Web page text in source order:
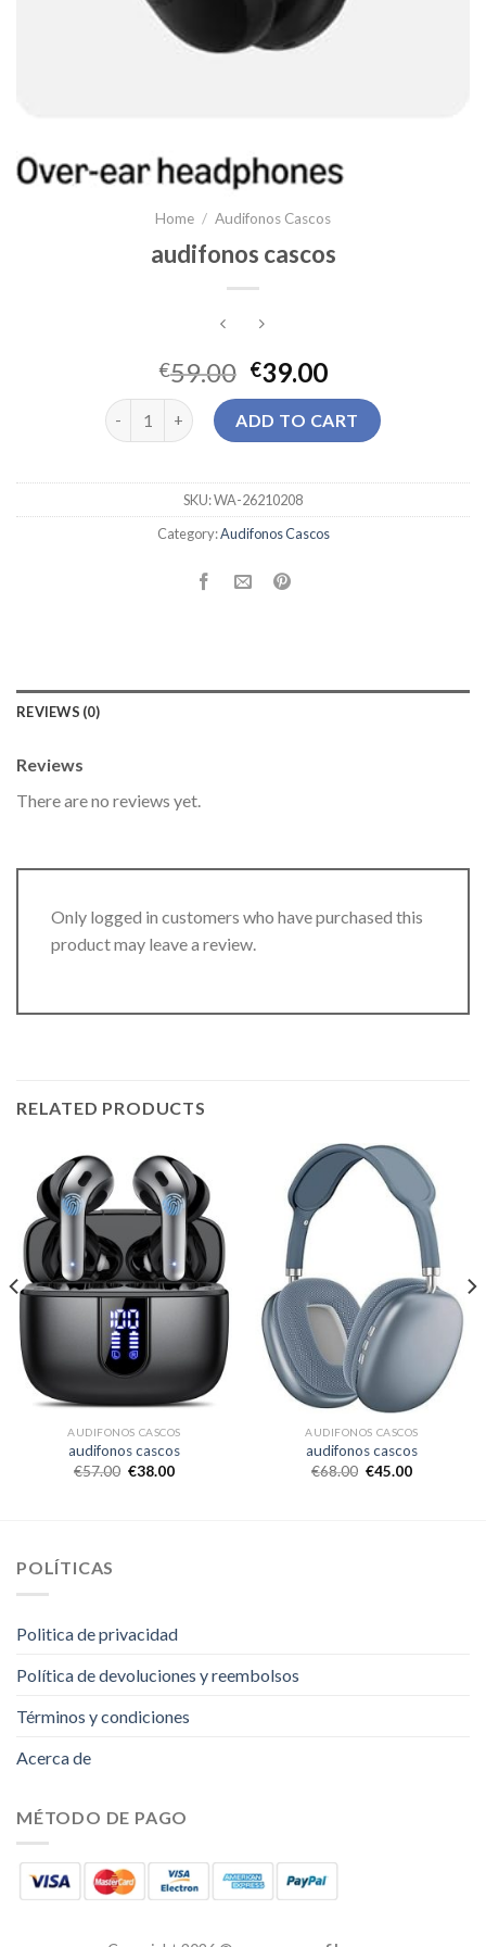
Home / Audifonos Cascos
audifonos cascos
€59.00 €39.00
audifonos cascos quantityADD TO CART
SKU:WA-26210208
Category:Audifonos Cascos
REVIEWS (0)
Reviews
There are no reviews yet.
Only logged in customers who have purchased this
product may leave a review.
RELATED PRODUCTS
AUDIFONOS CASCOS
audifonos cascos
€57.00 €38.00
AUDIFONOS CASCOS
audifonos cascos
€68.00 €45.00
POLÍTICAS
Politica de privacidad
Política de devoluciones y reembolsos
Términos y condiciones
Acerca de
MÉTODO DE PAGO